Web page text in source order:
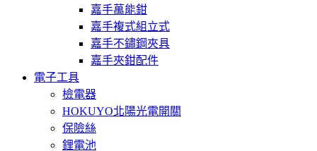
嘉手萬能鉗
嘉手複式組立式
嘉手不鏽鋼夾具
嘉手夾鉗配件
電子工具
檢電器
HOKUYO北陽光電開關
保險絲
鋰電池